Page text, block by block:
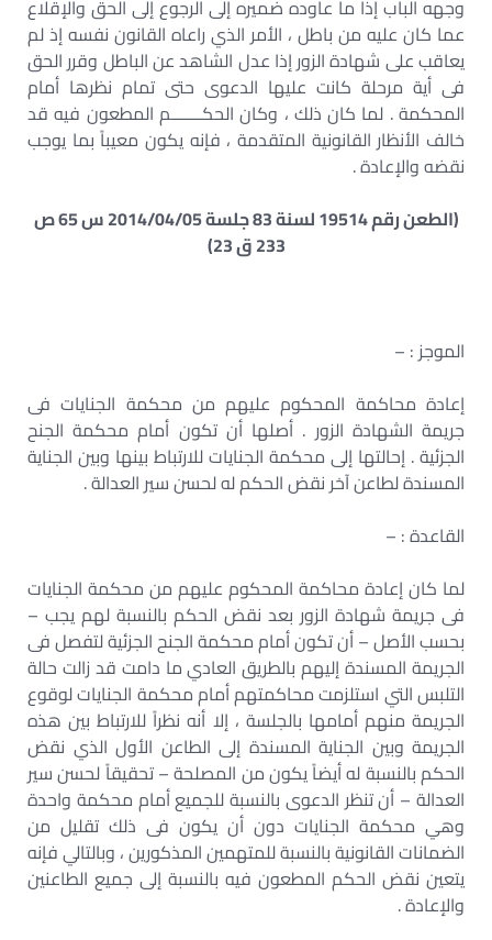
وجهه الباب إذا ما عاوده ضميره إلى الرجوع إلى الحق والإقلاع
عما كان عليه من باطل ، الأمر الذي راعاه القانون نفسه إذ لم
يعاقب على شهادة الزور إذا عدل الشاهد عن الباطل وقرر الحق
فى أية مرحلة كانت عليها الدعوى حتى تمام نظرها أمام
المحكمة . لما كان ذلك ، وكان الحكـــــــم المطعون فيه قد
خالف الأنظار القانونية المتقدمة ، فإنه يكون معيباً بما يوجب
نقضه والإعادة .
(الطعن رقم 19514 لسنة 83 جلسة 2014/04/05 س 65 ص
233 ق 23)
الموجز : –
إعادة محاكمة المحكوم عليهم من محكمة الجنايات فى
جريمة الشهادة الزور . أصلها أن تكون أمام محكمة الجنح
الجزئية . إحالتها إلى محكمة الجنايات للارتباط بينها وبين الجناية
المسندة لطاعن آخر نقض الحكم له لحسن سير العدالة .
القاعدة : –
لما كان إعادة محاكمة المحكوم عليهم من محكمة الجنايات
فى جريمة شهادة الزور بعد نقض الحكم بالنسبة لهم يجب –
بحسب الأصل – أن تكون أمام محكمة الجنح الجزئية لتفصل فى
الجريمة المسندة إليهم بالطريق العادي ما دامت قد زالت حالة
التلبس التي استلزمت محاكمتهم أمام محكمة الجنايات لوقوع
الجريمة منهم أمامها بالجلسة ، إلا أنه نظراً للارتباط بين هذه
الجريمة وبين الجناية المسندة إلى الطاعن الأول الذي نقض
الحكم بالنسبة له أيضاً يكون من المصلحة – تحقيقاً لحسن سير
العدالة – أن تنظر الدعوى بالنسبة للجميع أمام محكمة واحدة
وهي محكمة الجنايات دون أن يكون فى ذلك تقليل من
الضمانات القانونية بالنسبة للمتهمين المذكورين ، وبالتالي فإنه
يتعين نقض الحكم المطعون فيه بالنسبة إلى جميع الطاعنين
والإعادة .